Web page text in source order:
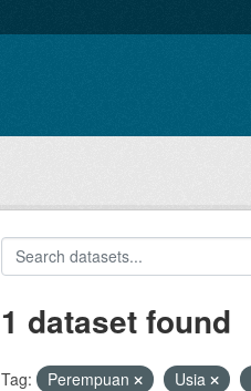
1 dataset found
Tag: Perempuan Usia